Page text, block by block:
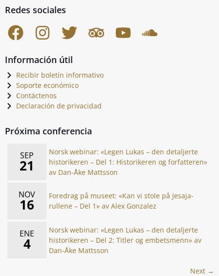
Redes sociales
Información útil
Recibir boletín informativo
Soporte económico
Contáctenos
Declaración de privacidad
Próxima conferencia
SEP
21
Norsk webinar: «Legen Lukas – den detaljerte
historikeren – Del 1: Historikeren og forfatteren»
av Dan-Åke Mattsson
NOV
16
Foredrag på museet: «Kan vi stole på Jesaja-
rullene – Del 1» av Alex Gonzalez
ENE
4
Norsk webinar: «Legen Lukas – den detaljerte
historikeren – Del 2: Titler og embetsmenn» av
Dan-Åke Mattsson
Next →